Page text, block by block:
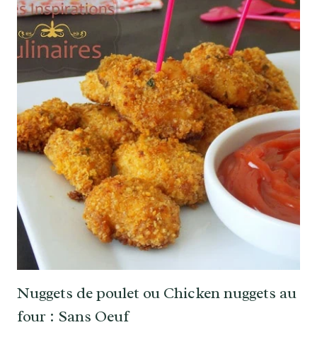
Nuggets de poulet ou Chicken nuggets au
four : Sans Oeuf